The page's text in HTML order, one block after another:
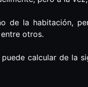
de la habitación,
otros.
calcular de la